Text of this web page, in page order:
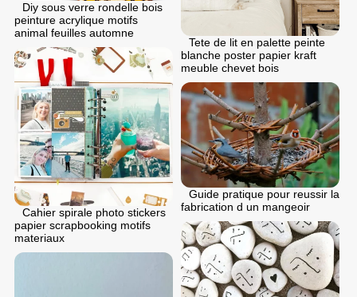
Diy sous verre rondelle bois
peinture acrylique motifs
animal feuilles automne
Tete de lit en palette peinte
blanche poster papier kraft
meuble chevet bois
Cahier spirale photo stickers
papier scrapbooking motifs
materiaux
Guide pratique pour reussir la
fabrication d un mangeoir